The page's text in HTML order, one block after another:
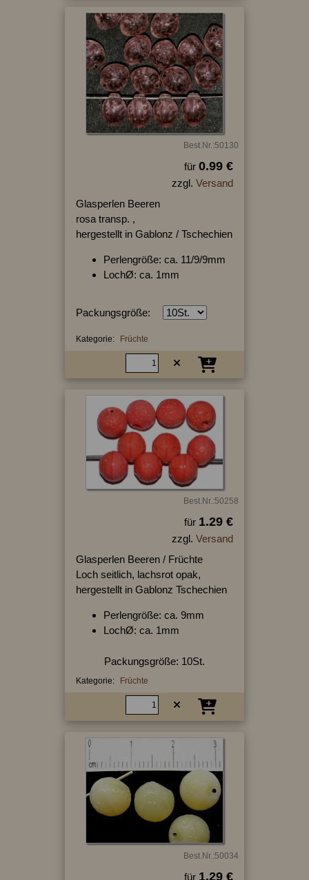
Best.Nr.:50130
für 0.99 €
zzgl. Versand
Glasperlen Beeren
rosa transp. ,
hergestellt in Gablonz / Tschechien
Perlengröße: ca. 11/9/9mm
LochØ: ca. 1mm
Packungsgröße:
Kategorie: Früchte
Best.Nr.:50258
für 1.29 €
zzgl. Versand
Glasperlen Beeren / Früchte
Loch seitlich, lachsrot opak,
hergestellt in Gablonz Tschechien
Perlengröße: ca. 9mm
LochØ: ca. 1mm
Packungsgröße: 10St.
Kategorie: Früchte
Best.Nr.:50034
für 1.29 €